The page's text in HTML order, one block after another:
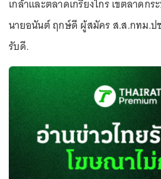
เกล้าและตลาดเกรียงไกร เขตลาดก
นายอนันต์ ฤกษ์ดี ผู้สมัคร ส.ส.กทม.ป
รับดี.